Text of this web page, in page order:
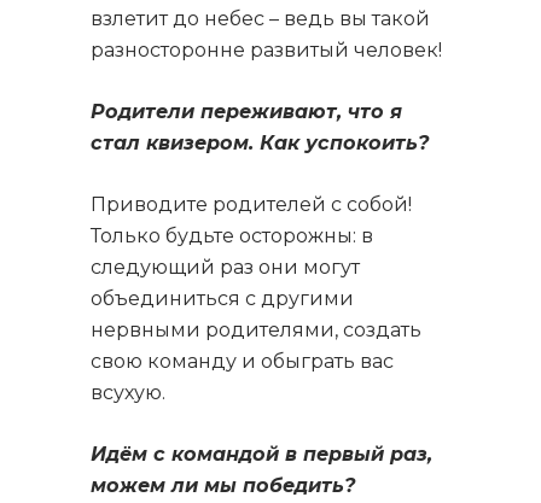
взлетит до небес – ведь вы такой
разносторонне развитый человек!
Родители переживают, что я
стал квизером. Как успокоить?
Приводите родителей с собой!
Только будьте осторожны: в
следующий раз они могут
объединиться с другими
нервными родителями, создать
свою команду и обыграть вас
всухую.
Идём с командой в первый раз,
можем ли мы победить?